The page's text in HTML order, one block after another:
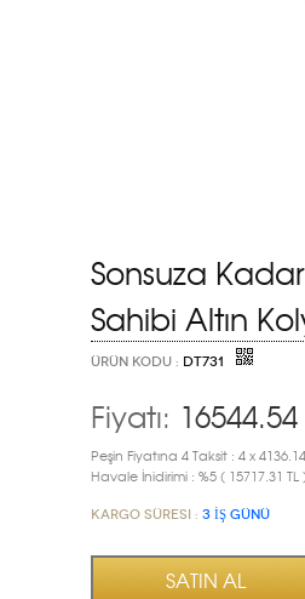
Sonsuza
Sahibi Altın
ÜRÜN KODU : DT731
Fiyatı: 16544.54
Peşin Fiyatına 4 Taksit : 4 x
Havale İnidirimi : %5 ( 15717.31 TL
Kargo Süresi : 3 İŞ GÜNÜ